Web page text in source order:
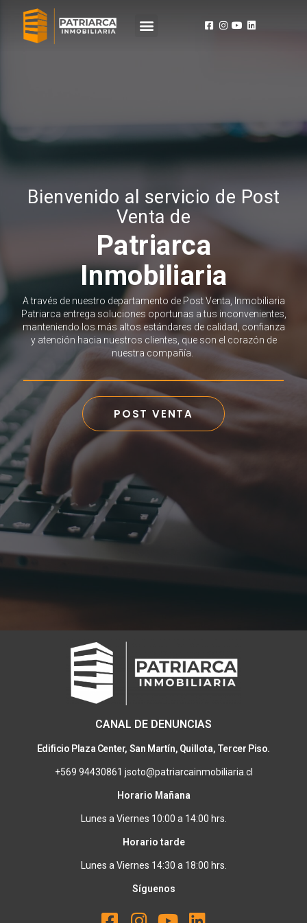
Bienvenido al servicio de Post
Venta de
Patriarca
Inmobiliaria
A través de nuestro departamento de Post Venta, Inmobiliaria
Patriarca entrega soluciones oportunas a tus inconvenientes,
manteniendo los más altos estándares de calidad, confianza
y atención hacia nuestros clientes, que son el corazón de
nuestra compañía.
POST VENTA
CANAL DE DENUNCIAS
Edificio Plaza Center, San Martín, Quillota, Tercer Piso.
+569 94430861 jsoto@patriarcainmobiliaria.cl
Horario Mañana
Lunes a Viernes 10:00 a 14:00 hrs.
Horario tarde
Lunes a Viernes 14:30 a 18:00 hrs.
Síguenos